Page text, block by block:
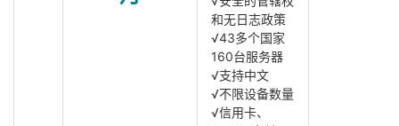
和无日志政策
√43多个国家
160台服务器
√支持中文
√不限设备数量
√信用卡、